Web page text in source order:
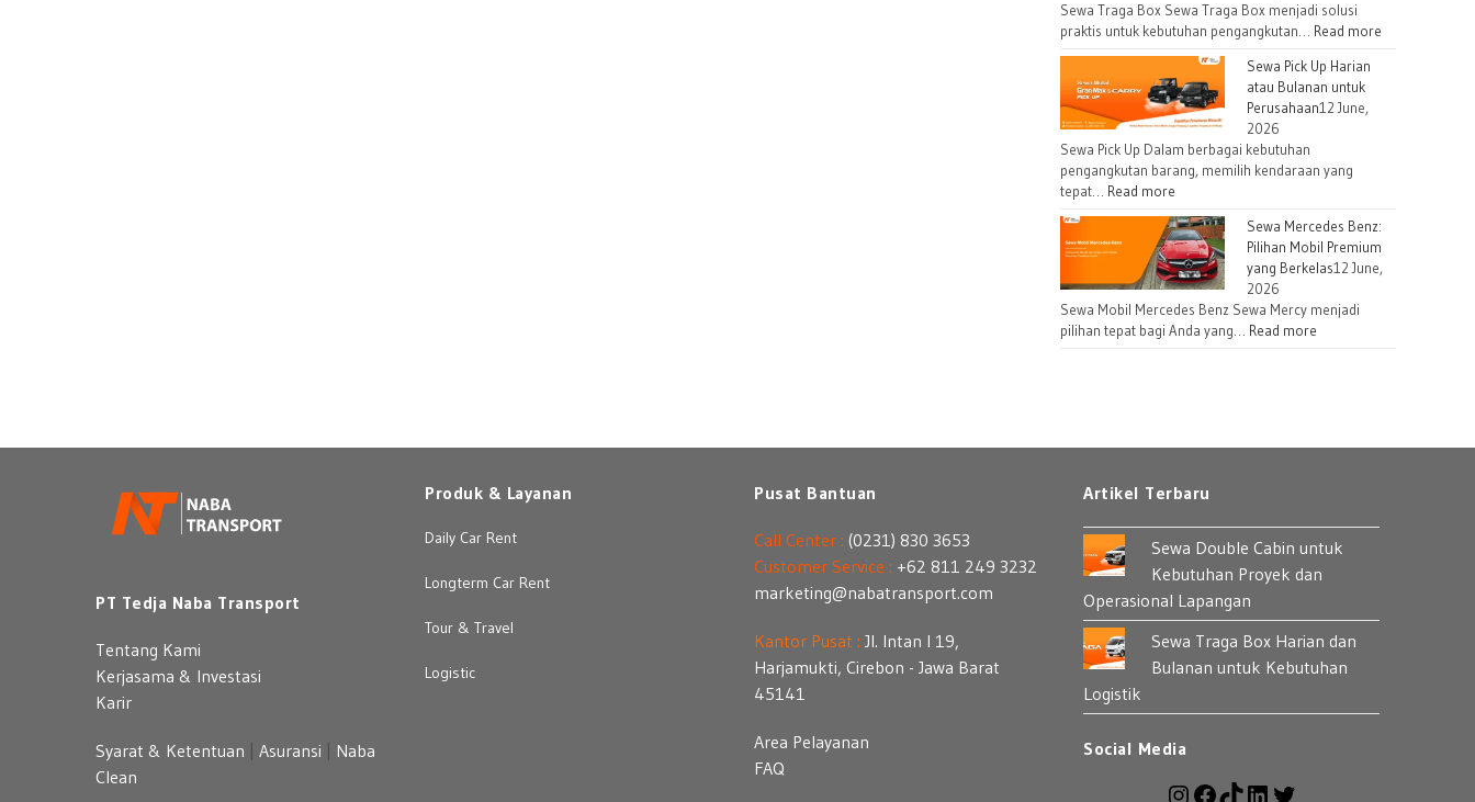
Proyek
Sewa Traga Box Sewa Traga Box menjadi solusi
praktis untuk kebutuhan pengangkutan… Read more
Sewa Pick Up Harian
atau Bulanan untuk
Perusahaan12 June,
2026
Sewa Pick Up Dalam berbagai kebutuhan
pengangkutan barang, memilih kendaraan yang
tepat… Read more
Sewa
Pick
Up
Harian
atau
Bulanan
Sewa Mercedes Benz:
Pilihan Mobil Premium
yang Berkelas12 June,
2026
Sewa Mobil Mercedes Benz Sewa Mercy menjadi
pilihan tepat bagi Anda yang… Read more
Mobil
PT Tedja Naba Transport
Tentang Kami
Kerjasama & Investasi
Karir
Syarat & Ketentuan Asuransi
Naba
Clean
Produk & Layanan
Daily Car Rent
Longterm Car Rent
Tour & Travel
Logistic
Pusat Bantuan
Call Center : (0231) 830 3653
Customer Service : +62 811 249 3232
marketing@nabatransport.com
Kantor Pusat : Jl. Intan I 19,
Harjamukti, Cirebon - Jawa Barat
45141
Area Pelayanan
FAQ
Artikel Terbaru
Sewa Double Cabin untuk
Kebutuhan Proyek dan
Operasional Lapangan
Sewa Traga Box Harian dan
Bulanan untuk Kebutuhan
Logistik
Social Media
Instagram
Facebook
TikTokLinkedIn